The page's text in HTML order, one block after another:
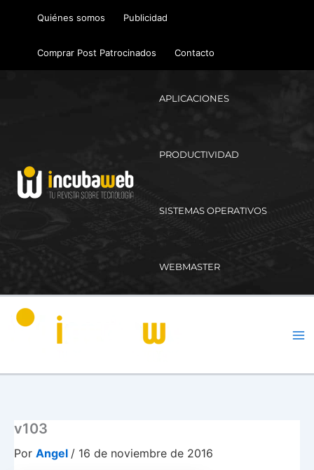
Quiénes somos Publicidad
Comprar Post Patrocinados Contacto
APLICACIONES
PRODUCTIVIDAD
SISTEMAS OPERATIVOS
WEBMASTER
v103
Por Angel / 16 de noviembre de 2016